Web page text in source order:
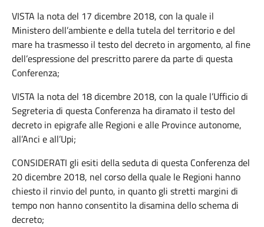
VISTA la nota del 17 dicembre 2018, con la quale il
Ministero dell’ambiente e della tutela del territorio e del
mare ha trasmesso il testo del decreto in argomento, al fine
dell’espressione del prescritto parere da parte di questa
Conferenza;
VISTA la nota del 18 dicembre 2018, con la quale l’Ufficio di
Segreteria di questa Conferenza ha diramato il testo del
decreto in epigrafe alle Regioni e alle Province autonome,
all’Anci e all’Upi;
CONSIDERATI gli esiti della seduta di questa Conferenza del
20 dicembre 2018, nel corso della quale le Regioni hanno
chiesto il rinvio del punto, in quanto gli stretti margini di
tempo non hanno consentito la disamina dello schema di
decreto;